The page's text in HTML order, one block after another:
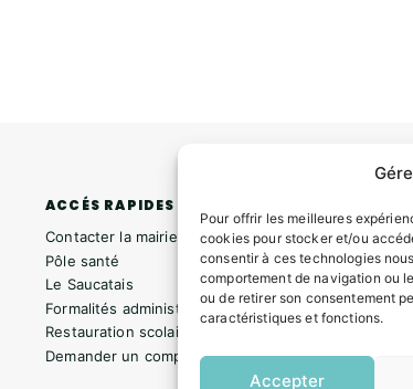
Pour offrir les meilleures
cookies pour stocker et/ou
consentir à ces technologies
comportement de navigation ou
ou de retirer son consentement
caractéristiques et fonctions.
Accepter
ACCÉS RAPIDES
Contacter la mairie
Pôle santé
Le Saucatais
Formalités administratives
Restauration scolaire
Demander un composteur
Plan du